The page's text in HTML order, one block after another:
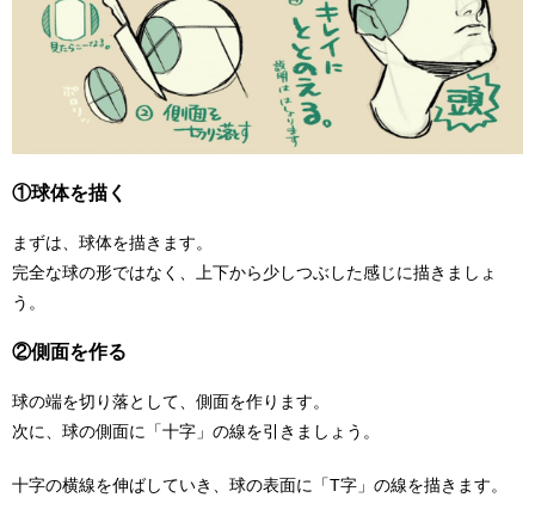
①球体を描く
まずは、球体を描きます。
完全な球の形ではなく、上下から少しつぶした感じに描きましょ
う。
②側面を作る
球の端を切り落として、側面を作ります。
次に、球の側面に「十字」の線を引きましょう。
十字の横線を伸ばしていき、球の表面に「T字」の線を描きます。